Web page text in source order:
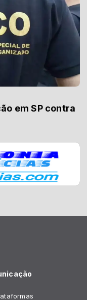
em SP contra